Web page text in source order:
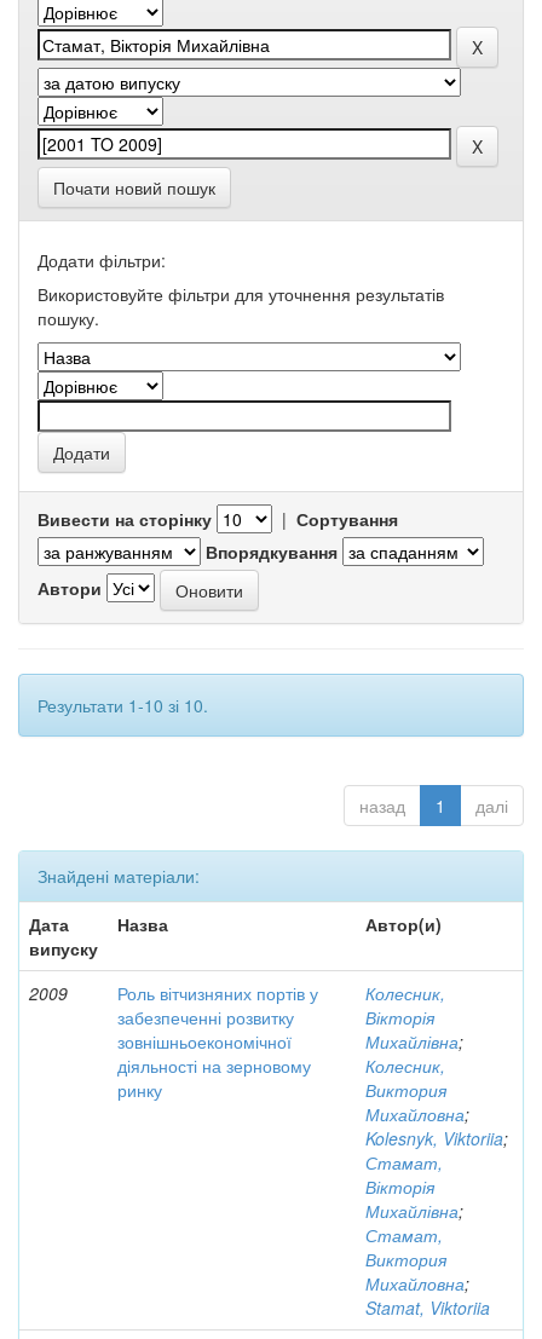
Почати новий пошук
Додати фільтри:
Використовуйте фільтри для уточнення результатів
пошуку.
Вивести на сторінку | Сортування
Впорядкування
Автори
Результати 1-10 зі 10.
назад 1 далі
Знайдені матеріали:
Дата
випуску
Назва Автор(и)
2009
Роль вітчизняних портів у
забезпеченні розвитку
зовнішньоекономічної
діяльності на зерновому
ринку
Колесник,
Вікторія
Михайлівна;
Колесник,
Виктория
Михайловна;
Kolesnyk, Viktoriia;
Стамат,
Вікторія
Михайлівна;
Стамат,
Виктория
Михайловна;
Stamat, Viktoriia